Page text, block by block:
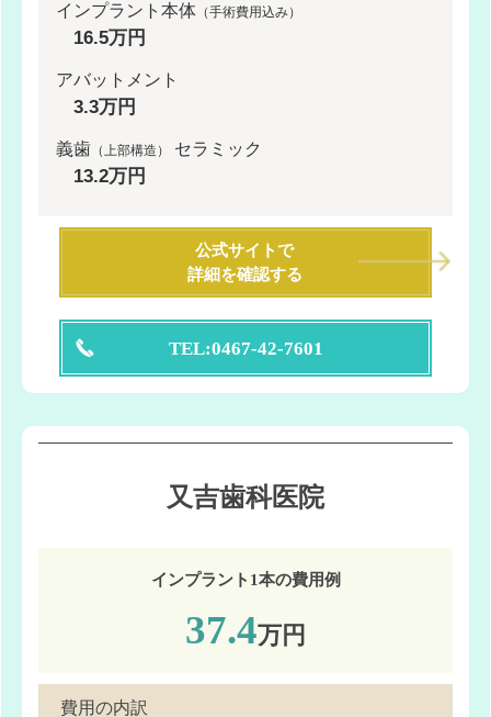
又吉歯科医院
インプラント1本の費用例
37.4万円
費用の内訳
インプラント本体 （手術費用込み）
16.5万円
アバットメント
3.3万円
義歯 （上部構造） セラミック
13.2万円
公式サイトで
詳細を確認する
TEL:0467-42-7601